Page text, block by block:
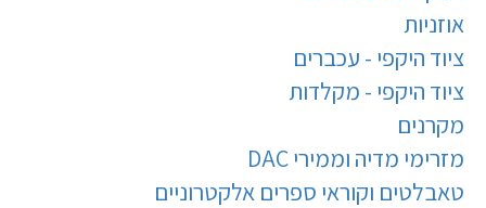
אוזניות
ציוד היקפי - עכברים
ציוד היקפי - מקלדות
מקרנים
מזרימי מדיה וממירי DAC
טאבלטים וקוראי ספרים אלקטרוניים